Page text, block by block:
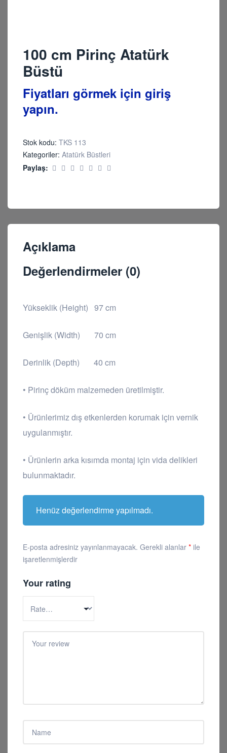
100 cm Pirinç Atatürk
Büstü
Fiyatları görmek için giriş
yapın.
Stok kodu: TKS 113
Kategoriler: Atatürk Büstleri
Paylaş:
Açıklama
Değerlendirmeler (0)
Yükseklik (Height) 97 cm
Genişlik (Width) 70 cm
Derinlik (Depth) 40 cm
• Pirinç döküm malzemeden üretilmiştir.
• Ürünlerimiz dış etkenlerden korumak için vernik
uygulanmıştır.
• Ürünlerin arka kısımda montaj için vida delikleri
bulunmaktadır.
Henüz değerlendirme yapılmadı.
E-posta adresiniz yayınlanmayacak. Gerekli alanlar * ile
işaretlenmişlerdir
Your rating